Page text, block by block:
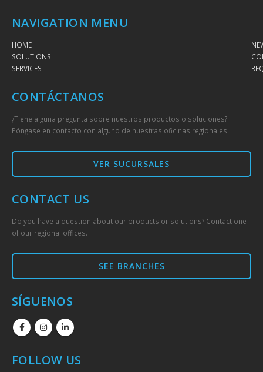
NAVIGATION MENU
HOME
SOLUTIONS
SERVICES
CONTÁCTANOS
¿Tiene alguna pregunta sobre nuestros productos o soluciones?
Póngase en contacto con alguno de nuestras oficinas regionales.
VER SUCURSALES
CONTACT US
Do you have a question about our products or solutions? Contact one
of our regional offices.
SEE BRANCHES
SÍGUENOS
FOLLOW US